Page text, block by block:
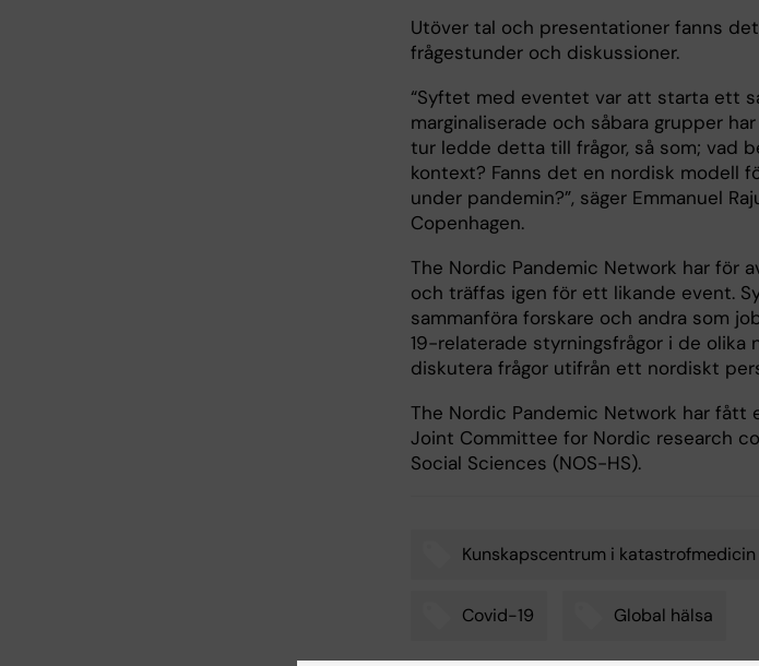
Utöver tal och presentationer fanns
frågestunder och diskussioner.
“Syftet med eventet var att starta ett
marginaliserade och såbara grupper
tur ledde detta till frågor, så som; vad
kontext? Fanns det en nordisk modell
under pandemin?”, säger Emmanuel
Copenhagen.
The Nordic Pandemic Network har för
och träffas igen för ett likande event.
sammanföra forskare och andra som
19-relaterade styrningsfrågor i de olika
diskutera frågor utifrån ett nordiskt
The Nordic Pandemic Network har fått
Joint Committee for Nordic research
Social Sciences (NOS-HS).
Kunskapscentrum i katastrofmedicin
Covid-19 Global hälsa